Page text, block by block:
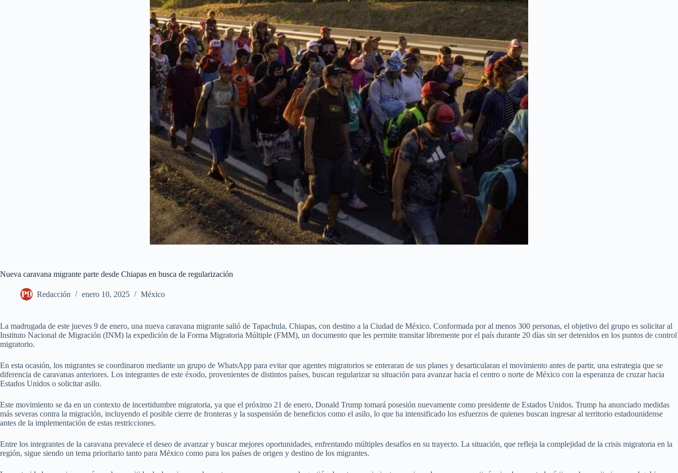
Nueva caravana migrante parte desde Chiapas en busca de regularización
Redacción enero 10, 2025 México
La madrugada de este jueves 9 de enero, una nueva caravana migrante salió de Tapachula, Chiapas, con destino a la Ciudad de México. Conformada por al menos 300 personas, el objetivo del grupo es solicitar al
Instituto Nacional de Migración (INM) la expedición de la Forma Migratoria Múltiple (FMM), un documento que les permite transitar libremente por el país durante 20 días sin ser detenidos en los puntos de control
migratorio.
En esta ocasión, los migrantes se coordinaron mediante un grupo de WhatsApp para evitar que agentes migratorios se enteraran de sus planes y desarticularan el movimiento antes de partir, una estrategia que se
diferencia de caravanas anteriores. Los integrantes de este éxodo, provenientes de distintos países, buscan regularizar su situación para avanzar hacia el centro o norte de México con la esperanza de cruzar hacia
Estados Unidos o solicitar asilo.
Este movimiento se da en un contexto de incertidumbre migratoria, ya que el próximo 21 de enero, Donald Trump tomará posesión nuevamente como presidente de Estados Unidos. Trump ha anunciado medidas
más severas contra la migración, incluyendo el posible cierre de fronteras y la suspensión de beneficios como el asilo, lo que ha intensificado los esfuerzos de quienes buscan ingresar al territorio estadounidense
antes de la implementación de estas restricciones.
Entre los integrantes de la caravana prevalece el deseo de avanzar y buscar mejores oportunidades, enfrentando múltiples desafíos en su trayecto. La situación, que refleja la complejidad de la crisis migratoria en la
región, sigue siendo un tema prioritario tanto para México como para los países de origen y destino de los migrantes.